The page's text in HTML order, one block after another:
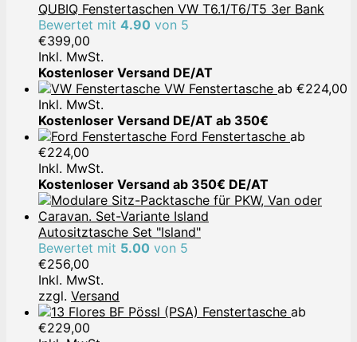
QUBIQ Fenstertaschen VW T6.1/T6/T5 3er Bank
Bewertet mit 4.90 von 5
€399,00
Inkl. MwSt.
Kostenloser Versand DE/AT
VW Fenstertasche ab €224,00
Inkl. MwSt.
Kostenloser Versand DE/AT ab 350€
Ford Fenstertasche ab
€224,00
Inkl. MwSt.
Kostenloser Versand ab 350€ DE/AT
Autositztasche Set "Island"
Bewertet mit 5.00 von 5
€256,00
Inkl. MwSt.
zzgl. Versand
Pössl (PSA) Fenstertasche ab
€229,00